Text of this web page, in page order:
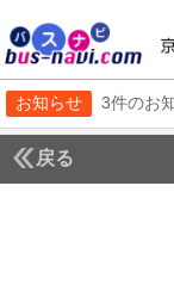
お知らせ 3件のお
戻る